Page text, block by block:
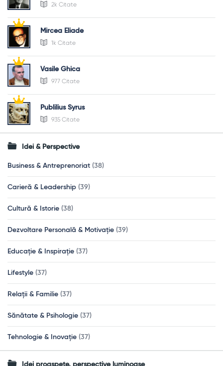
2k Citate
Mircea Eliade
1k Citate
Vasile Ghica
977 Citate
Publilius Syrus
935 Citate
Idei & Perspective
Business & Antreprenoriat (38)
Carieră & Leadership (39)
Cultură & Istorie (38)
Dezvoltare Personală & Motivație (39)
Educație & Inspirație (37)
Lifestyle (37)
Relații & Familie (37)
Sănătate & Psihologie (37)
Tehnologie & Inovație (37)
Idei proaspete, perspective luminoase